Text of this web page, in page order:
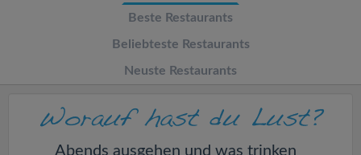
Beste Restaurants
Beliebteste Restaurants
Neuste Restaurants
Abends ausgehen und was trinken